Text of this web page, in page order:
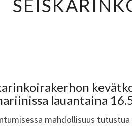
lauantaina
mahdollisuus